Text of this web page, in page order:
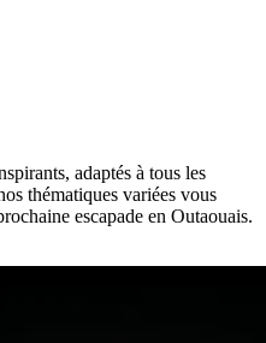
adaptés à tous les
thématiques variées vous
escapade en Outaouais.